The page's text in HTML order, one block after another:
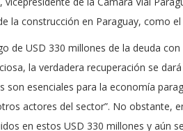
la construcción en Paraguay, como
de USD 330 millones de la deuda
la verdadera recuperación se
son esenciales para la economía
actores del sector”. No obstante,
en estos USD 330 millones y aún